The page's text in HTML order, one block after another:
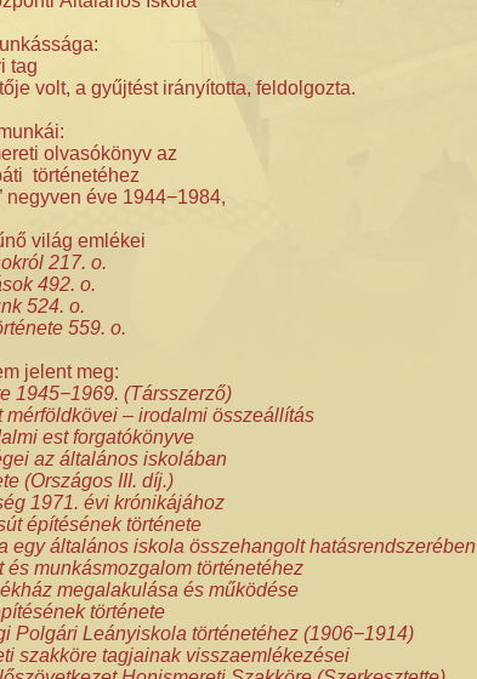
tag
volt, a gyűjtést irányította, feldolgozta.
olvasókönyv az
történetéhez
negyven éve 1944−1984,
világ emlékei
217. o.
492. o.
524. o.
559. o.
jelent meg:
1945−1969. (Társszerző)
– irodalmi összeállítás
est forgatókönyve
az általános iskolában
(Országos III. díj.)
1971. évi krónikájához
építésének története
egy általános iskola összehangolt hatásrendszerében
munkásmozgalom történetéhez
megalakulása és működése
története
Polgári Leányiskola történetéhez (1906−1914)
szakköre tagjainak visszaemlékezései